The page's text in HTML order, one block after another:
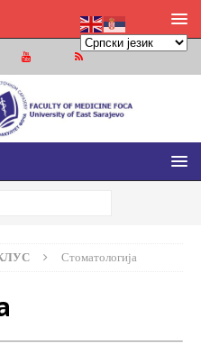
ФОЧА
У ИСТОЧНОМ
Стоматологија